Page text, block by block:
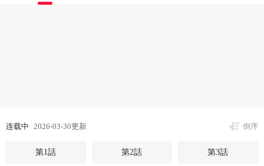
连载中 2026-03-30更新 倒序
第1話 第2話 第3話